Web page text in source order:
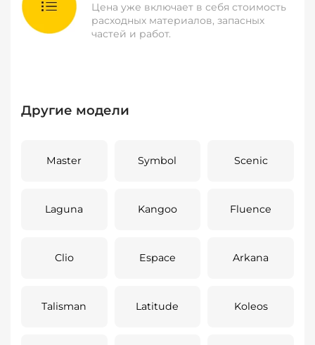
Цена уже включает в себя стоимость
расходных материалов, запасных
частей и работ.
Другие модели
Master Symbol Scenic
Laguna Kangoo Fluence
Clio Espace Arkana
Talisman Latitude Koleos